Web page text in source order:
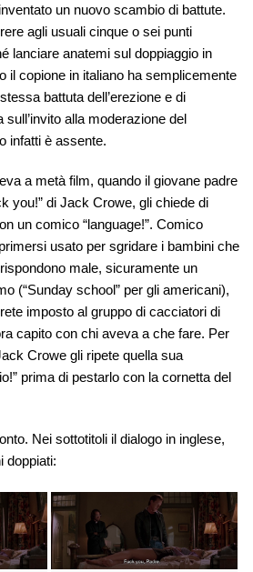
un nuovo scambio di battute.
agli usuali cinque o sei punti
lanciare anatemi sul doppiaggio in
il copione in italiano ha semplicemente
battuta dell’erezione e di
sull’invito alla moderazione del
infatti è assente.
a metà film, quando il giovane padre
you!” di Jack Crowe, gli chiede di
un comico “language!”. Comico
usato per sgridare i bambini che
male, sicuramente un
(“Sunday school” per gli americani),
imposto al gruppo di cacciatori di
capito con chi aveva a che fare. Per
Crowe gli ripete quella sua
prima di pestarlo con la cornetta del
Nei sottotitoli il dialogo in inglese,
doppiati: